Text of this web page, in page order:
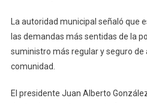
La autoridad municipal señaló que
las demandas más sentidas de la
suministro más regular y seguro de
comunidad.
El presidente Juan Alberto